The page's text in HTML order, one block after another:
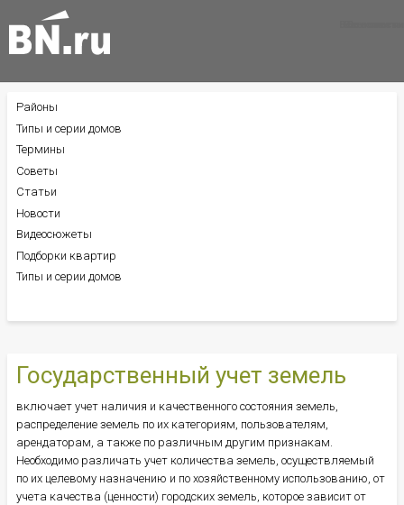
Государственный учет земель
включает учет наличия и качественного состояния земель,
распределение земель по их категориям, пользователям,
арендаторам, а также по различным другим признакам.
Необходимо различать учет количества земель, осуществляемый
по их целевому назначению и по хозяйственному использованию, от
учета качества (ценности) городских земель, которое зависит от
БОКОВОЕ
МЕНЮ
Районы
Типы и серии домов
Термины
Советы
Статьи
Новости
Видеосюжеты
Подборки квартир
Типы и серии домов